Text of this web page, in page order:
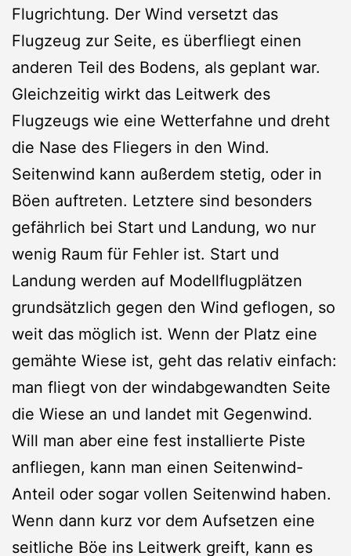
Flugrichtung. Der Wind versetzt das
Flugzeug zur Seite, es überfliegt einen
anderen Teil des Bodens, als geplant war.
Gleichzeitig wirkt das Leitwerk des
Flugzeugs wie eine Wetterfahne und dreht
die Nase des Fliegers in den Wind.
Seitenwind kann außerdem stetig, oder in
Böen auftreten. Letztere sind besonders
gefährlich bei Start und Landung, wo nur
wenig Raum für Fehler ist. Start und
Landung werden auf Modellflugplätzen
grundsätzlich gegen den Wind geflogen, so
weit das möglich ist. Wenn der Platz eine
gemähte Wiese ist, geht das relativ einfach:
man fliegt von der windabgewandten Seite
die Wiese an und landet mit Gegenwind.
Will man aber eine fest installierte Piste
anfliegen, kann man einen Seitenwind-
Anteil oder sogar vollen Seitenwind haben.
Wenn dann kurz vor dem Aufsetzen eine
seitliche Böe ins Leitwerk greift, kann es